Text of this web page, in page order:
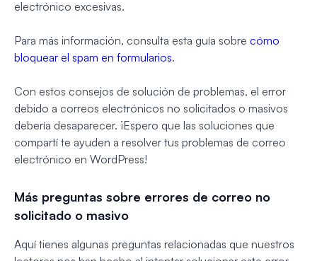
electrónico excesivas.
Para más información, consulta esta guía sobre cómo
bloquear el spam en formularios.
Con estos consejos de solución de problemas, el error
debido a correos electrónicos no solicitados o masivos
debería desaparecer. ¡Espero que las soluciones que
compartí te ayuden a resolver tus problemas de correo
electrónico en WordPress!
Más preguntas sobre errores de correo no
solicitado o masivo
Aquí tienes algunas preguntas relacionadas que nuestros